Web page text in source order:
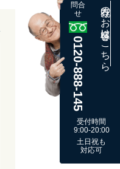
問合
せ
0120-888-145
既存のお客様はこちら
受付時間
9:00-20:00
土日祝も
対応可